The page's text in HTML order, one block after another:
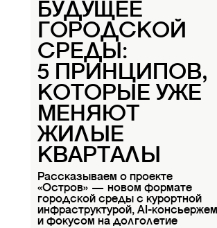
БУДУЩЕЕ
ГОРОДСКОЙ
СРЕДЫ:
5 ПРИНЦИПОВ,
КОТОРЫЕ УЖЕ
МЕНЯЮТ
ЖИЛЫЕ
КВАРТАЛЫ
Рассказываем о проекте
«Остров» — новом формате
городской среды с курортной
инфраструктурой, AI-консьержем
и фокусом на долголетие